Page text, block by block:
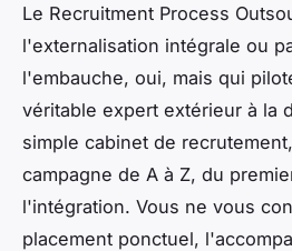
Le Recruitment Process
l'externalisation intégrale ou
l'embauche, oui, mais qui
véritable expert extérieur à la
simple cabinet de
campagne de A à Z, du
l'intégration. Vous ne vous
placement ponctuel,